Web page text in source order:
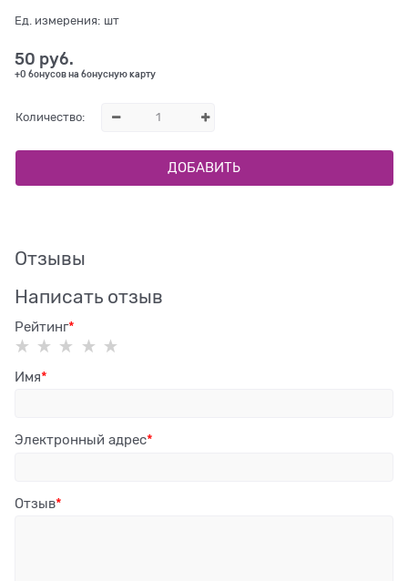
Ед. измерения: шт
50 руб.
+0 бонусов на бонусную карту
Количество:
ДОБАВИТЬ
Отзывы
Написать отзыв
Рейтинг
Имя
Электронный адрес
Отзыв